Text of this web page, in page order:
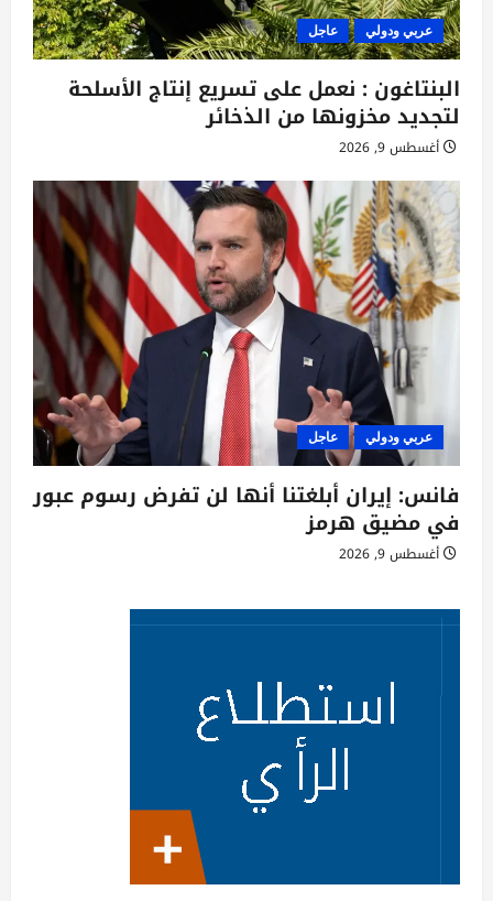
عربي ودولي عاجل
البنتاغون : نعمل على تسريع إنتاج الأسلحة
لتجديد مخزونها من الذخائر
أغسطس 9, 2026
عربي ودولي عاجل
فانس: إيران أبلغتنا أنها لن تفرض رسوم عبور
في مضيق هرمز
أغسطس 9, 2026